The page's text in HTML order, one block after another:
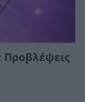
Προβλέψεις